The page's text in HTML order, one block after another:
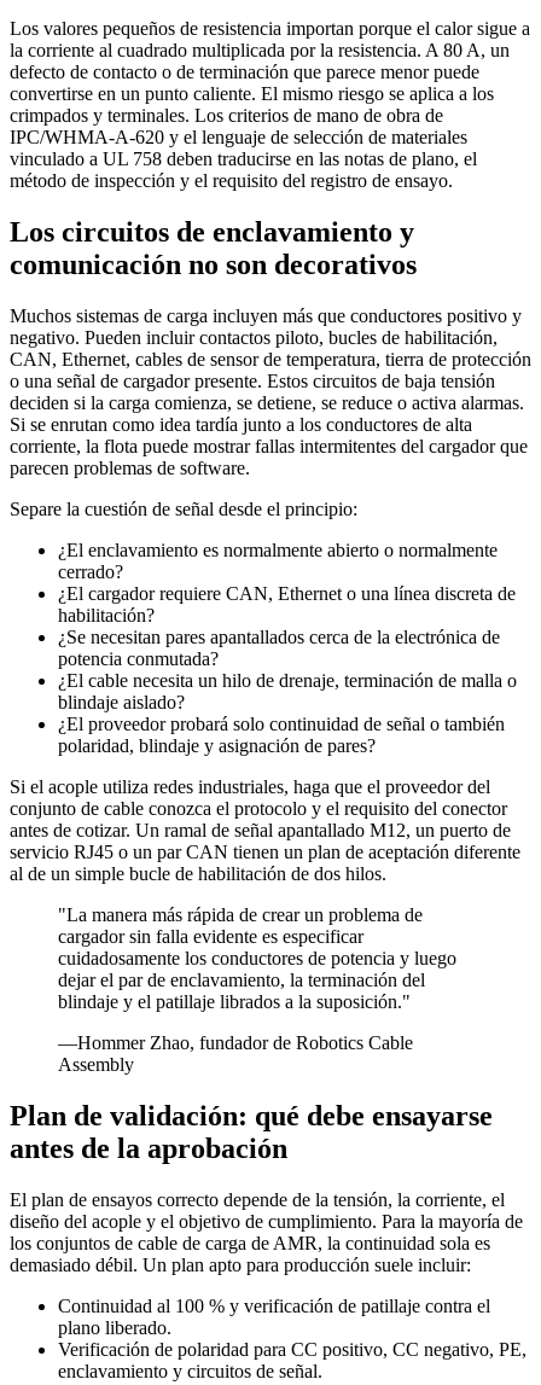
Los valores pequeños de resistencia importan porque el calor sigue a
la corriente al cuadrado multiplicada por la resistencia. A 80 A, un
defecto de contacto o de terminación que parece menor puede
convertirse en un punto caliente. El mismo riesgo se aplica a los
crimpados y terminales. Los criterios de mano de obra de
IPC/WHMA-A-620 y el lenguaje de selección de materiales
vinculado a UL 758 deben traducirse en las notas de plano, el
método de inspección y el requisito del registro de ensayo.
Los circuitos de enclavamiento y
comunicación no son decorativos
Muchos sistemas de carga incluyen más que conductores positivo y
negativo. Pueden incluir contactos piloto, bucles de habilitación,
CAN, Ethernet, cables de sensor de temperatura, tierra de protección
o una señal de cargador presente. Estos circuitos de baja tensión
deciden si la carga comienza, se detiene, se reduce o activa alarmas.
Si se enrutan como idea tardía junto a los conductores de alta
corriente, la flota puede mostrar fallas intermitentes del cargador que
parecen problemas de software.
Separe la cuestión de señal desde el principio:
¿El enclavamiento es normalmente abierto o normalmente
cerrado?
¿El cargador requiere CAN, Ethernet o una línea discreta de
habilitación?
¿Se necesitan pares apantallados cerca de la electrónica de
potencia conmutada?
¿El cable necesita un hilo de drenaje, terminación de malla o
blindaje aislado?
¿El proveedor probará solo continuidad de señal o también
polaridad, blindaje y asignación de pares?
Si el acople utiliza redes industriales, haga que el proveedor del
conjunto de cable conozca el protocolo y el requisito del conector
antes de cotizar. Un ramal de señal apantallado M12, un puerto de
servicio RJ45 o un par CAN tienen un plan de aceptación diferente
al de un simple bucle de habilitación de dos hilos.
"La manera más rápida de crear un problema de
cargador sin falla evidente es especificar
cuidadosamente los conductores de potencia y luego
dejar el par de enclavamiento, la terminación del
blindaje y el patillaje librados a la suposición."
—Hommer Zhao, fundador de Robotics Cable
Assembly
Plan de validación: qué debe ensayarse
antes de la aprobación
El plan de ensayos correcto depende de la tensión, la corriente, el
diseño del acople y el objetivo de cumplimiento. Para la mayoría de
los conjuntos de cable de carga de AMR, la continuidad sola es
demasiado débil. Un plan apto para producción suele incluir:
Continuidad al 100 % y verificación de patillaje contra el
plano liberado.
Verificación de polaridad para CC positivo, CC negativo, PE,
enclavamiento y circuitos de señal.